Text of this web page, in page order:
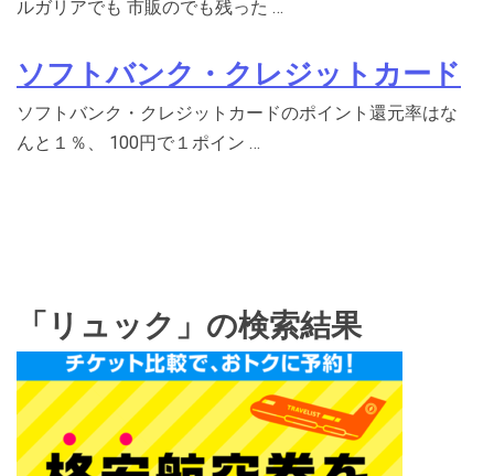
ルガリアでも 市販のでも残った …
ソフトバンク・クレジットカード
ソフトバンク・クレジットカードのポイント還元率はな
んと１％、 100円で１ポイン …
「リュック」の検索結果